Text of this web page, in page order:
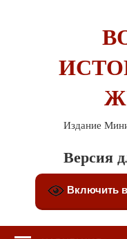
Издание
Версия
Включить